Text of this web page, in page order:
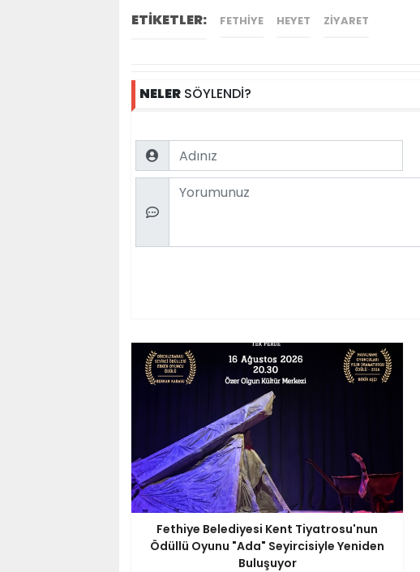
ETİKETLER: FETHIYE HEYET ZIYARET
NELER SÖYLENDİ?
Name
Comment
Fethiye Belediyesi Kent Tiyatrosu'nun
Ödüllü Oyunu "Ada" Seyircisiyle Yeniden
Buluşuyor